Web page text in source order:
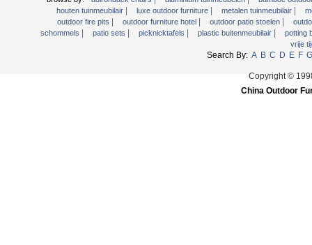
houten tuinmeubilair
luxe outdoor furniture metalen tuinmeubilair
outdoor fire pits
outdoor furniture hotel outdoor patio stoelen
schommels
patio sets picknicktafels plastic buitenmeubilair
potting
vrije
Search By: A B C D E F G
Copyright ©
China Outdoor